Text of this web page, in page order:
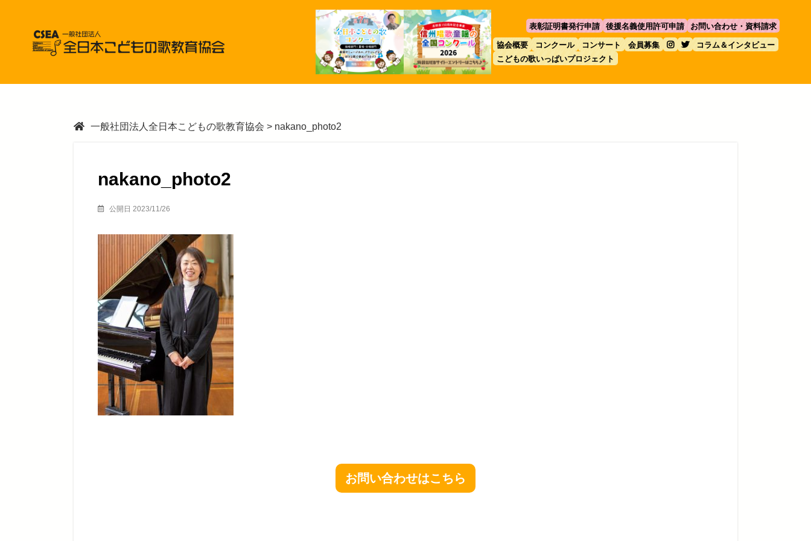
お問い合わせ・資料請求
後援名義使用許可申請
表彰証明書発行申請
協会概要 コンクール コンサート 会員募集
コラム＆インタビュー
こどもの歌いっぱいプロジェクト
一般社団法人全日本こどもの歌教育協会 > nakano_photo2
nakano_photo2
公開日 2023/11/26
お問い合わせはこちら